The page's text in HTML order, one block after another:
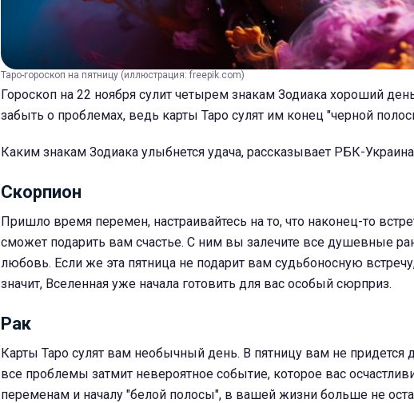
Таро-гороскоп на пятницу (иллюстрация: freepik.com)
Гороскоп на 22 ноября сулит четырем знакам Зодиака хороший
забыть о проблемах, ведь карты Таро сулят им конец "черной
Каким знакам Зодиака улыбнется удача, рассказывает РБК-
Скорпион
Пришло время перемен, настраивайтесь на то, что наконец-то
сможет подарить вам счастье. С ним вы залечите все душевные
любовь. Если же эта пятница не подарит вам судьбоносную встречу,
значит, Вселенная уже начала готовить для вас особый сюрприз.
Рак
Карты Таро сулят вам необычный день. В пятницу вам не придется
все проблемы затмит невероятное событие, которое вас
переменам и началу "белой полосы", в вашей жизни больше не